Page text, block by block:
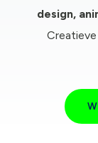
design,